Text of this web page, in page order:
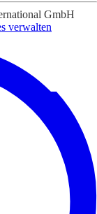
GmbH
verwalten